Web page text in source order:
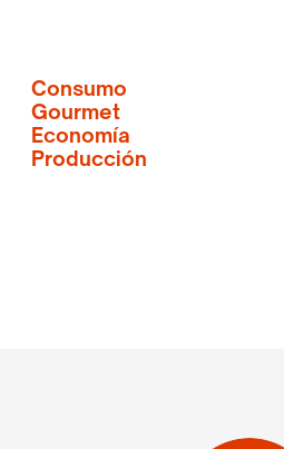
Consumo
Gourmet
Economía
Producción